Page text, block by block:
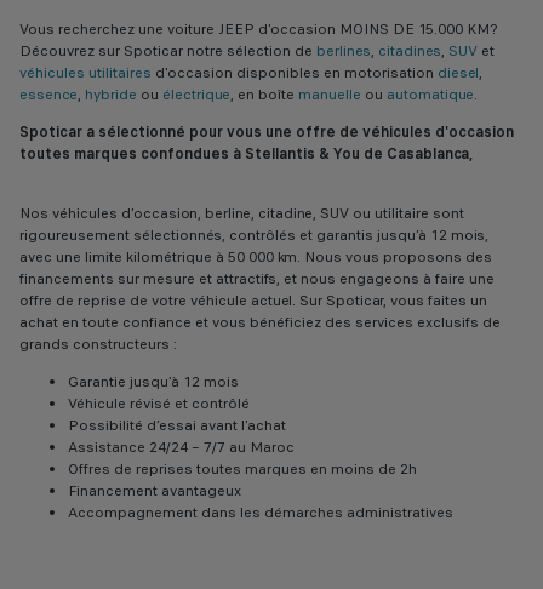
Vous recherchez une voiture JEEP d’occasion MOINS DE 15.000 KM?
Découvrez sur Spoticar notre sélection de berlines, citadines, SUV et
véhicules utilitaires d'occasion disponibles en motorisation diesel,
essence, hybride ou électrique, en boîte manuelle ou automatique.
Spoticar a sélectionné pour vous une offre de véhicules d'occasion
toutes marques confondues à Stellantis & You de Casablanca,
Nos véhicules d’occasion, berline, citadine, SUV ou utilitaire sont
rigoureusement sélectionnés, contrôlés et garantis jusqu’à 12 mois,
avec une limite kilométrique à 50 000 km. Nous vous proposons des
financements sur mesure et attractifs, et nous engageons à faire une
offre de reprise de votre véhicule actuel. Sur Spoticar, vous faites un
achat en toute confiance et vous bénéficiez des services exclusifs de
grands constructeurs :
Garantie jusqu’à 12 mois
Véhicule révisé et contrôlé
Possibilité d’essai avant l’achat
Assistance 24/24 – 7/7 au Maroc
Offres de reprises toutes marques en moins de 2h
Financement avantageux
Accompagnement dans les démarches administratives